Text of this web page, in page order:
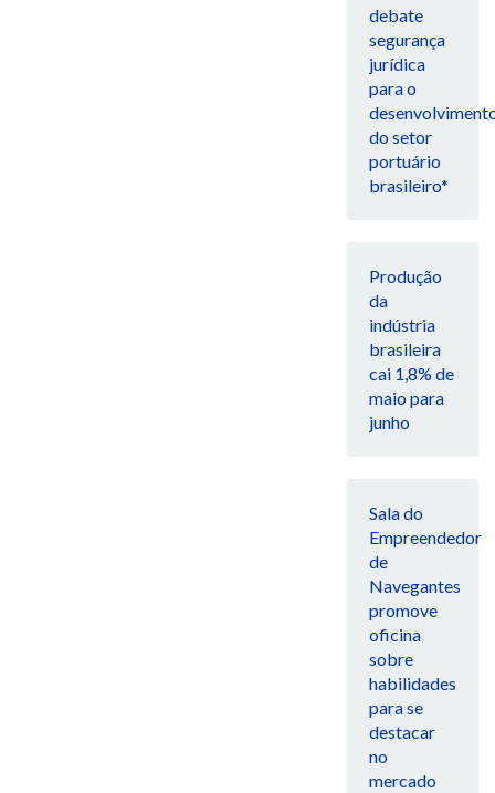
debate
segurança
jurídica
para o
do setor
portuário
brasileiro*
Produção
da
indústria
brasileira
cai 1,8% de
maio para
junho
Sala do
Empreendedor
de
Navegantes
promove
oficina
sobre
habilidades
para se
destacar
no
mercado